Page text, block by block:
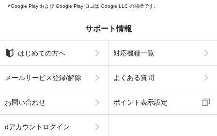
Google Play および Google Play ロゴは Google LLC の商標です。
サポート情報
はじめての方へ 対応機種一覧
メールサービス登録/解除 よくある質問
お問い合わせ ポイント表示設定
dアカウントログイン